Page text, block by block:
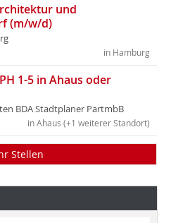
und
(m/w/d)
in Hamburg
1-5 in Ahaus oder
BDA Stadtplaner PartmbB
in Ahaus (+1 weiterer Standort)
Stellen